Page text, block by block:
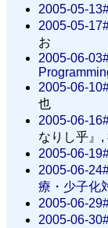
2005-05-
2005-05-
お
2005-06-
2005-06-
也
2005-06-
なりし乎』,
2005-06-
2005-06-
療・少子化
2005-06-
2005-06-